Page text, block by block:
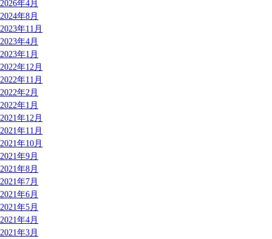
2026年4月
2024年8月
2023年11月
2023年4月
2023年1月
2022年12月
2022年11月
2022年2月
2022年1月
2021年12月
2021年11月
2021年10月
2021年9月
2021年8月
2021年7月
2021年6月
2021年5月
2021年4月
2021年3月